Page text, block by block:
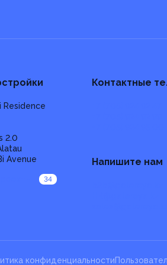
Residence
2.0
Avenue
34
Контактные
Напишите нам
конфиденциальности